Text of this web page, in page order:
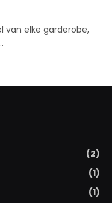
van elke garderobe,
(2)
(1)
(1)